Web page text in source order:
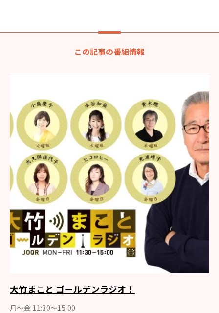
この記事の番組情報
大竹まこと ゴールデンラジオ！
月〜金 11:30～15:00